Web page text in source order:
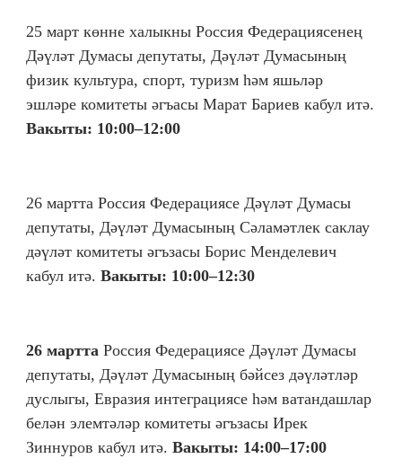
25 март көнне халыкны Россия Федерациясенең
Дәүләт Думасы депутаты, Дәүләт Думасының
физик культура, спорт, туризм һәм яшьләр
эшләре комитеты әгъасы Марат Бариев кабул итә.
Вакыты: 10:00–12:00
26 мартта Россия Федерациясе Дәүләт Думасы
депутаты, Дәүләт Думасының Сәламәтлек саклау
дәүләт комитеты әгъзасы Борис Менделевич
кабул итә. Вакыты: 10:00–12:30
26 мартта Россия Федерациясе Дәүләт Думасы
депутаты, Дәүләт Думасының бәйсез дәүләтләр
дуслыгы, Евразия интеграциясе һәм ватандашлар
белән элемтәләр комитеты әгъзасы Ирек
Зиннуров кабул итә. Вакыты: 14:00–17:00